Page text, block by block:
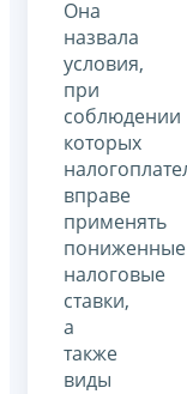
Она
назвала
условия,
при
соблюдении
которых
вправе
применять
пониженные
налоговые
ставки,
а
также
виды